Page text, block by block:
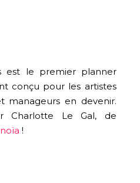
est le premier planner
conçu pour les artistes
manageurs en devenir.
Charlotte Le Gal, de
!